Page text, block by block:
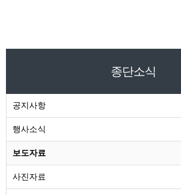
종단소식
공지사항
행사소식
보도자료
사진자료